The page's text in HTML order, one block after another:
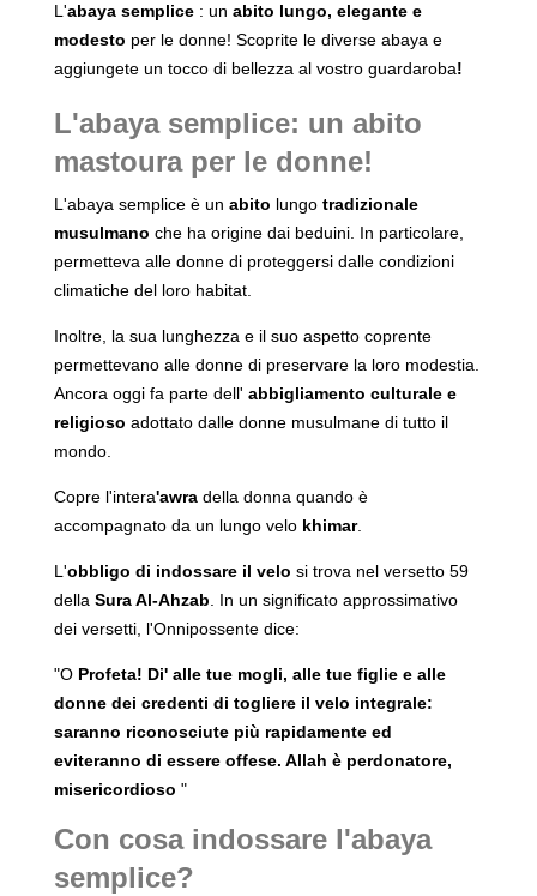
L'abaya semplice : un abito lungo, elegante e
modesto per le donne! Scoprite le diverse abaya e
aggiungete un tocco di bellezza al vostro guardaroba!
L'abaya semplice: un abito
mastoura per le donne!
L'abaya semplice è un abito lungo tradizionale
musulmano che ha origine dai beduini. In particolare,
permetteva alle donne di proteggersi dalle condizioni
climatiche del loro habitat.
Inoltre, la sua lunghezza e il suo aspetto coprente
permettevano alle donne di preservare la loro modestia.
Ancora oggi fa parte dell' abbigliamento culturale e
religioso adottato dalle donne musulmane di tutto il
mondo.
Copre l'intera'awra della donna quando è
accompagnato da un lungo velo khimar.
L'obbligo di indossare il velo si trova nel versetto 59
della Sura Al-Ahzab . In un significato approssimativo
dei versetti, l'Onnipossente dice:
"O Profeta! Di' alle tue mogli, alle tue figlie e alle
donne dei credenti di togliere il velo integrale:
saranno riconosciute più rapidamente ed
eviteranno di essere offese. Allah è perdonatore,
misericordioso "
Con cosa indossare l'abaya
semplice?